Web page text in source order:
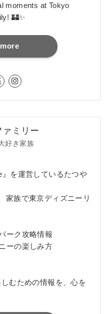
moments at Tokyo
🏰✨
ミリー
好き家族
』を運営しているたつや
家族で東京ディズニーリ
ーク攻略情報
ーの楽しみ方
むための情報を、心を